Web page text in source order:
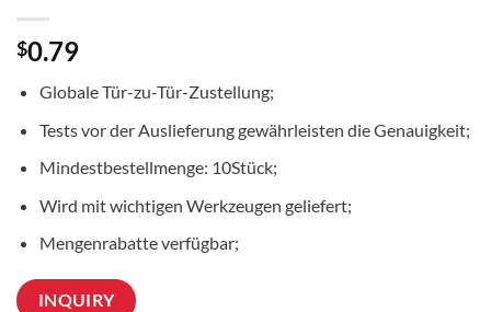
$0.79
Globale Tür-zu-Tür-Zustellung;
Tests vor der Auslieferung gewährleisten die Genauigkeit;
Mindestbestellmenge: 10Stück;
Wird mit wichtigen Werkzeugen geliefert;
Mengenrabatte verfügbar;
INQUIRY